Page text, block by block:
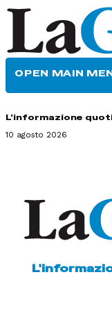
OPEN MAIN
L'informazione
10 agosto 2026